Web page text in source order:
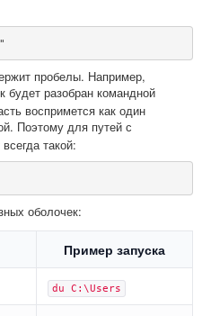
пробелы. Например,
будет разобран командной
воспримется как один
Поэтому для путей с
такой:
оболочек:
Пример запуска
du C:\Users